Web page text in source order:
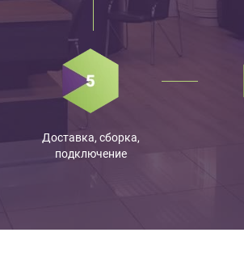
Доставка, сборка,
подключение